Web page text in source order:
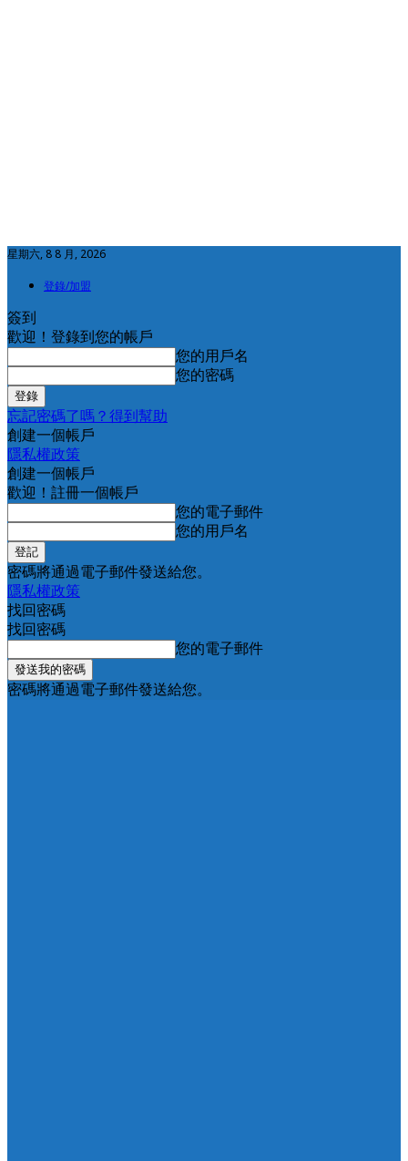
星期六, 8 8 月, 2026
登錄/加盟
簽到
歡迎！登錄到您的帳戶
您的用戶名
您的密碼
忘記密碼了嗎？得到幫助
創建一個帳戶
隱私權政策
創建一個帳戶
歡迎！註冊一個帳戶
您的電子郵件
您的用戶名
密碼將通過電子郵件發送給您。
隱私權政策
找回密碼
找回密碼
您的電子郵件
密碼將通過電子郵件發送給您。